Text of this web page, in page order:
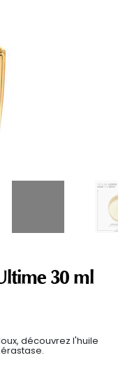
30 ml
découvrez l'huile